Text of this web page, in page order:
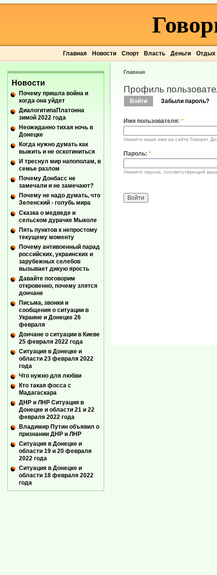
Главная Новости Спорт Власть Деньги Отдых
Главная
Профиль
Войти Забыли пароль?
Имя пользователя: *
Укажите ваше имя на сайте Говорит
Пароль: *
Укажите пароль, соответствующий
Новости
Почему пришла война и
когда она уйдет
ДиалогитипаПлатонна
зимой 2022 года
Неожиданно тихая ночь в
Донецке
Когда нужно думать как
выжить и не оскотиниться
И треснул мир напополам, в
семье разлом
Почему Донбасс не
замечали и не замечают?
Почему не надо думать, что
Зеленский - голубь мира
Сказка о медведе и
сельском дурачке Мыколе
Пять пунктов к непростому
текущему моменту
Почему антивоенный парад
российских, украинских и
зарубежных селебов
вызывает дикую ярость
Давайте поговорим
откровенно, почему злятся
дончане
Письма, звонки и
сообщения о ситуации в
Украине и Донецке 26
февраля
Дончане о ситуации в Киеве
25 февраля 2022 года
Ситуация в Донецке и
области 23 февраля 2022
года
Что нужно для любви
Кто такая фосса с
Мадагаскара
ДНР и ЛНР Ситуация в
Донецке и области 21 и 22
февраля 2022 года
Владимир Путин объявил о
признании ДНР и ЛНР
Ситуация в Донецке и
области 19 и 20 февраля
2022 года
Ситуация в Донецке и
области 18 февраля 2022
года